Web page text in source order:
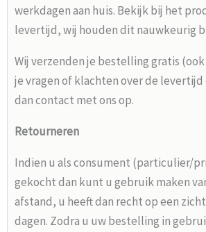
werkdagen aan huis. Bekijk bij het
levertijd, wij houden dit nauwkeurig
Wij verzenden je bestelling gratis
je vragen of klachten over de levertijd
dan contact met ons op.
Retourneren
Indien u als consument (particulier/
gekocht dan kunt u gebruik maken
afstand, u heeft dan recht op een
dagen. Zodra u uw bestelling in